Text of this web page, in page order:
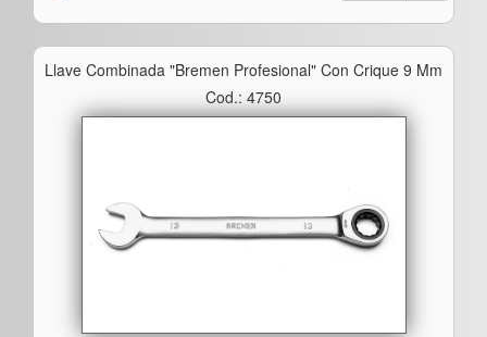
Llave Combinada "bremen Profesional" Con Crique 9 Mm
Cod.: 4750